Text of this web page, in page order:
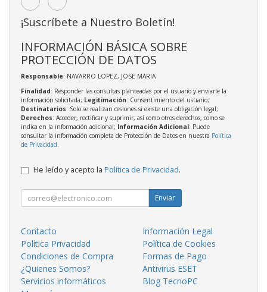
¡Suscríbete a Nuestro Boletín!
INFORMACIÓN BÁSICA SOBRE
PROTECCIÓN DE DATOS
Responsable: NAVARRO LOPEZ, JOSE MARIA
Finalidad: Responder las consultas planteadas por el usuario y enviarle la
información solicitada; Legitimación: Consentimiento del usuario;
Destinatarios: Solo se realizan cesiones si existe una obligación legal;
Derechos: Acceder, rectificar y suprimir, así como otros derechos, como se
indica en la información adicional; Información Adicional: Puede
consultar la información completa de Protección de Datos en nuestra Política
de Privacidad.
He leído y acepto la Política de Privacidad.
Enviar
Contacto
Información Legal
Política Privacidad
Política de Cookies
Condiciones de Compra
Formas de Pago
¿Quienes Somos?
Antivirus ESET
Servicios informáticos
Blog TecnoPC